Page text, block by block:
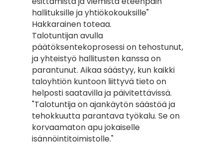
hallituksille ja yhtiökokouksille"
Hakkarainen toteaa.
Talotuntijan avulla
päätöksentekoprosessi on tehostunut,
ja yhteistyö hallitusten kanssa on
parantunut. Aikaa säästyy, kun kaikki
taloyhtiön kuntoon liittyvä tieto on
helposti saatavilla ja päivitettävissä.
"Talotuntija on ajankäytön säästöä ja
tehokkuutta parantava työkalu. Se on
korvaamaton apu jokaiselle
isännöintitoimistolle."